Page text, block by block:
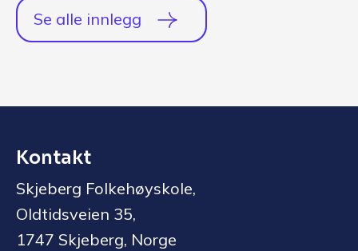
Se alle innlegg
Kontakt
Skjeberg Folkehøyskole,
Oldtidsveien 35,
1747 Skjeberg, Norge